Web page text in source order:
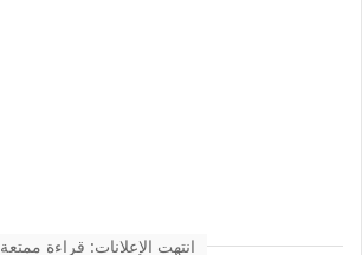
انتهت الإعلانات: قراءة ممتعة